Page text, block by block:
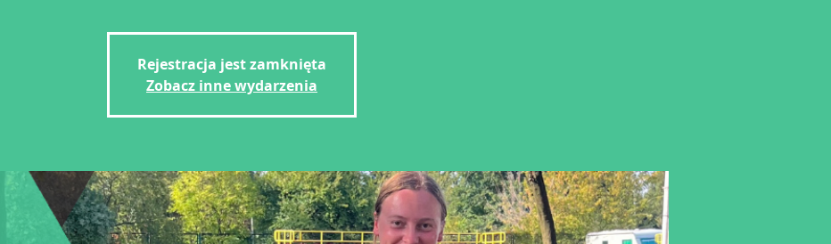
Rejestracja jest zamknięta
Zobacz inne wydarzenia